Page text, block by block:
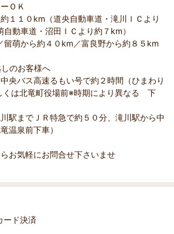
ＯＫ
約１１０km（道央自動車道・滝川ＩＣより
動車道・沼田ＩＣより約７km）
萌から約４０km／富良野から約８５km
のお客様へ
央バス高速るもい号で約２時間（ひまわり
くは北竜町役場前※時期により異なる 下
川駅までＪＲ特急で約５０分、滝川駅から中
温泉前下車）
お気軽にお問合せ下さいませ
ード決済